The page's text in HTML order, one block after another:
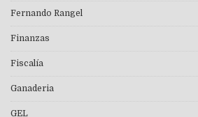
Fernando Rangel
Finanzas
Fiscalía
Ganaderia
GEL